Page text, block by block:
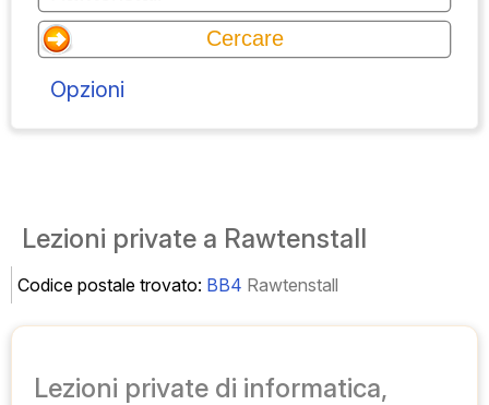
Opzioni
Lezioni private a Rawtenstall
Codice postale trovato: BB4 Rawtenstall
Lezioni private di informatica,